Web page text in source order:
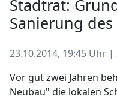
Stadtrat:
Sanierung
23.10.2014, 19:45 Uhr
Vor gut zwei Jahren
Neubau" die lokalen